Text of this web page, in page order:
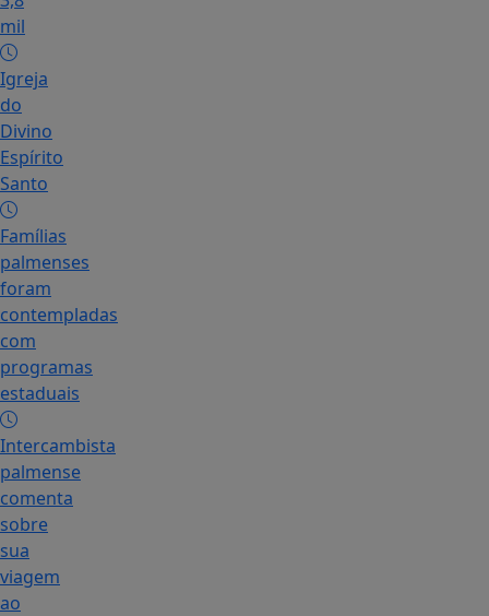
mil
Igreja
do
Divino
Espírito
Santo
Famílias
palmenses
foram
contempladas
com
programas
estaduais
Intercambista
palmense
comenta
sobre
sua
viagem
ao